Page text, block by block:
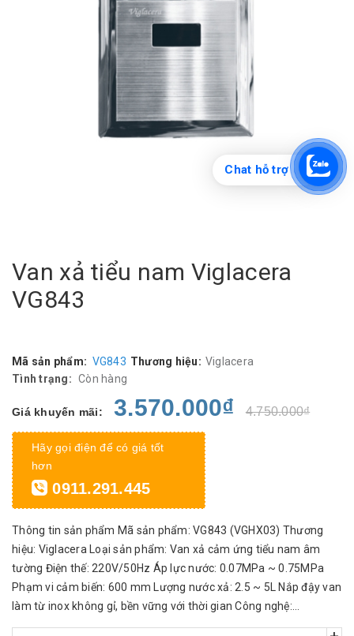
Van xả tiểu nam Viglacera
VG843
Mã sản phẩm: VG843 Thương hiệu: Viglacera
Tình trạng: Còn hàng
Giá khuyến mãi: 3.570.000₫ 4.750.000₫
Hãy gọi điện để có giá tốt
hơn
0911.291.445
Thông tin sản phẩm Mã sản phẩm: VG843 (VGHX03) Thương
hiệu: Viglacera Loại sản phẩm: Van xả cảm ứng tiểu nam âm
tường Điện thế: 220V/50Hz Áp lực nước: 0.07MPa ~ 0.75MPa
Phạm vi cảm biến: 600 mm Lượng nước xả: 2.5 ~ 5L Nắp đậy van
làm từ inox không gỉ, bền vững với thời gian Công nghệ:...
Chat hỗ trợ